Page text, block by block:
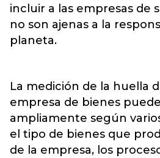
incluir a las empresas de
no son ajenas a la
planeta.
La medición de la huella
empresa de bienes
ampliamente según
el tipo de bienes que
de la empresa, los